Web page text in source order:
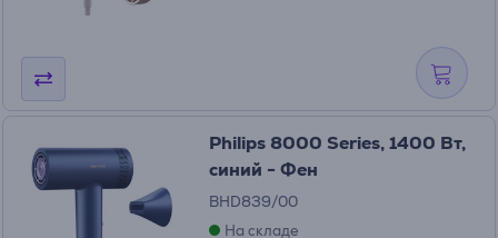
Philips 8000 Series, 1400 Вт,
синий - Фен
BHD839/00
На складе